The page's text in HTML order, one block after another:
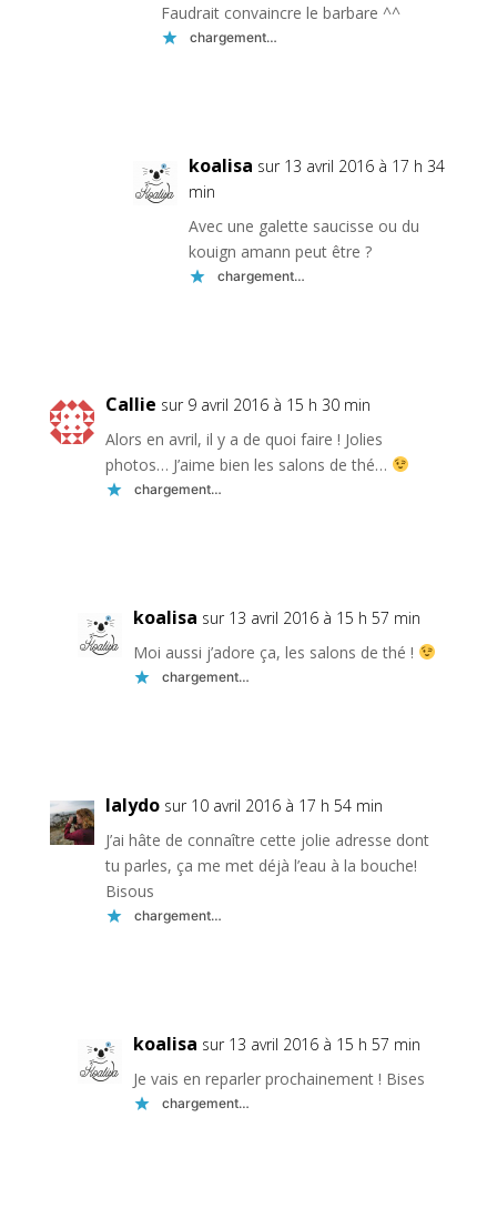
Faudrait convaincre le barbare ^^
chargement…
koalisa sur 13 avril 2016 à 17 h 34
min
Avec une galette saucisse ou du
kouign amann peut être ?
chargement…
Callie sur 9 avril 2016 à 15 h 30 min
Alors en avril, il y a de quoi faire ! Jolies
photos… J’aime bien les salons de thé…
chargement…
koalisa sur 13 avril 2016 à 15 h 57 min
Moi aussi j’adore ça, les salons de thé !
chargement…
lalydo sur 10 avril 2016 à 17 h 54 min
J’ai hâte de connaître cette jolie adresse dont
tu parles, ça me met déjà l’eau à la bouche!
Bisous
chargement…
koalisa sur 13 avril 2016 à 15 h 57 min
Je vais en reparler prochainement ! Bises
chargement…